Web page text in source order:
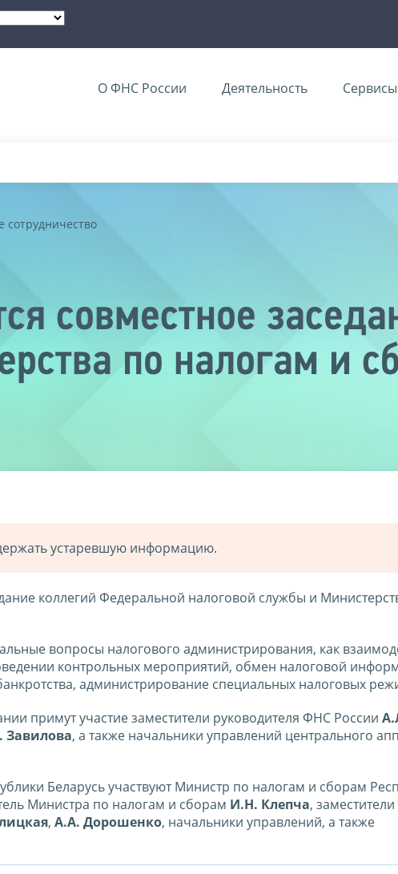
О ФНС России Деятельность Сервисы
совместное
по налогам и
устаревшую информацию.
коллегий Федеральной налоговой службы и
вопросы налогового администрирования, как
контрольных мероприятий, обмен налоговой
администрирование специальных налоговых
примут участие заместители руководителя ФНС России
Завилова, а также начальники управлений центрального
Беларусь участвуют Министр по налогам и сборам
Министра по налогам и сборам И.Н. Клепча,
, А.А. Дорошенко, начальники управлений, а также